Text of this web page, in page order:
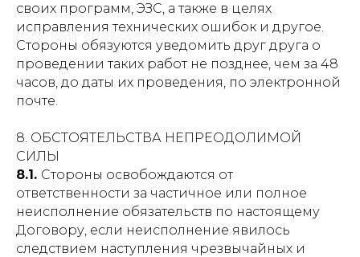
своих программ, ЭЗС, а также в целях
исправления технических ошибок и другое.
Стороны обязуются уведомить друг друга о
проведении таких работ не позднее, чем за 48
часов, до даты их проведения, по электронной
почте.
8. ОБСТОЯТЕЛЬСТВА НЕПРЕОДОЛИМОЙ
СИЛЫ
8.1. Стороны освобождаются от
ответственности за частичное или полное
неисполнение обязательств по настоящему
Договору, если неисполнение явилось
следствием наступления чрезвычайных и